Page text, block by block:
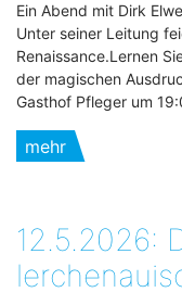
Ein Abend mit Dirk
Unter seiner Leitung
Renaissance.Lernen
der magischen
Gasthof Pfleger um
mehr
12.5.2026: